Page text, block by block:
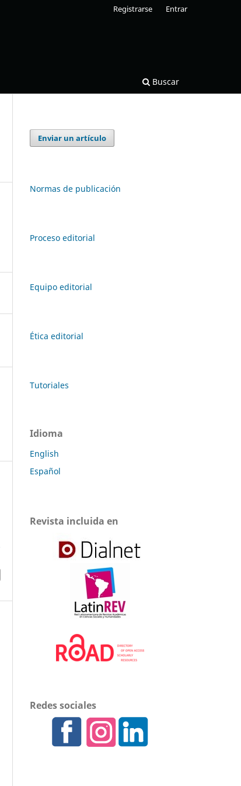
Buscar
Registrarse Entrar
Enviar un artículo
Normas de publicación
Proceso editorial
Equipo editorial
Ética editorial
Tutoriales
Idioma
English
Español
Revista incluida en
Redes sociales